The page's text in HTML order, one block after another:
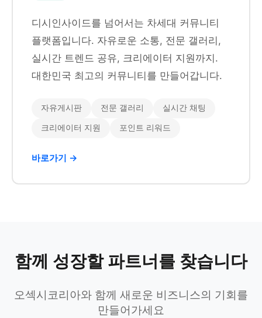
디시인사이드를 넘어서는 차세대 커뮤니티
플랫폼입니다. 자유로운 소통, 전문 갤러리,
실시간 트렌드 공유, 크리에이터 지원까지.
대한민국 최고의 커뮤니티를 만들어갑니다.
자유게시판 전문 갤러리 실시간 채팅
크리에이터 지원 포인트 리워드
바로가기 →
함께 성장할 파트너를 찾습니다
오섹시코리아와 함께 새로운 비즈니스의 기회를
만들어가세요